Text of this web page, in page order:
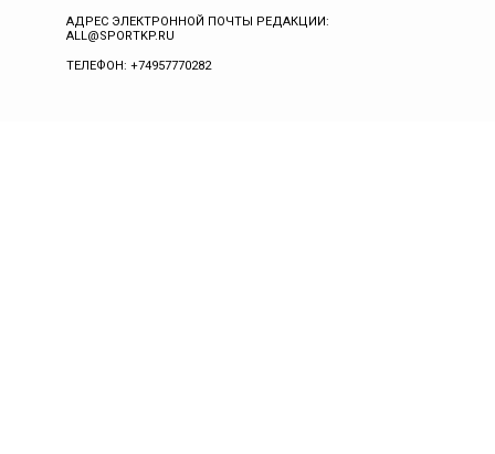
АДРЕС ЭЛЕКТРОННОЙ ПОЧТЫ РЕДАКЦИИ:
ALL@SPORTKP.RU
ТЕЛЕФОН: +74957770282